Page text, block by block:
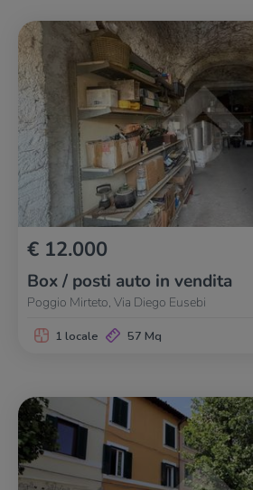
€ 12.000
Box / posti auto in vendita
Poggio Mirteto, Via Diego Eusebi
1 locale 57 Mq